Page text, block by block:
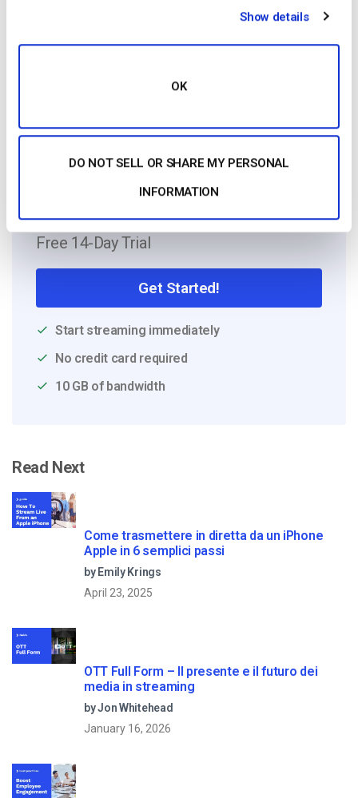
Show details
OK
DO NOT SELL OR SHARE MY PERSONAL
INFORMATION
ClickMinded SEO Specialist Qualification.
Free 14-Day Trial
Get Started!
Start streaming immediately
No credit card required
10 GB of bandwidth
Read Next
Come trasmettere in diretta da un iPhone
Apple in 6 semplici passi
by Emily Krings
April 23, 2025
OTT Full Form – Il presente e il futuro dei
media in streaming
by Jon Whitehead
January 16, 2026